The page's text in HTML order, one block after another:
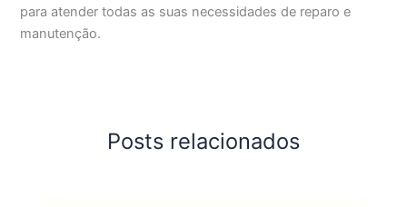
para atender todas as suas necessidades de reparo e
manutenção.
Posts relacionados